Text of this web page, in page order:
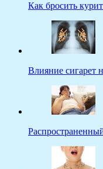
Как бросить
Влияние сигарет